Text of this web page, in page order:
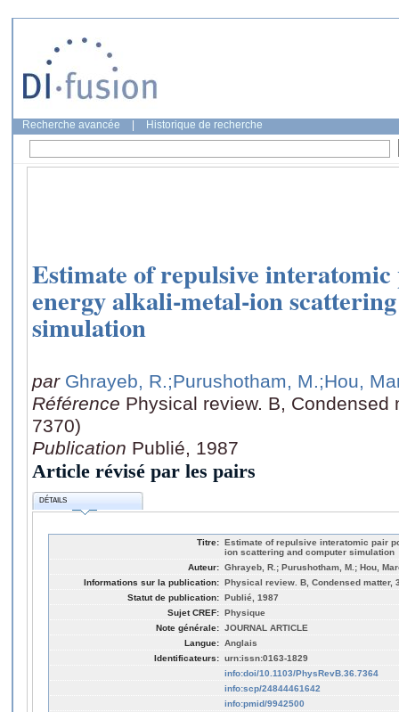
Recherche avancée Historique de recherche
Estimate of repulsive
energy alkali-metal-ion
simulation
par Ghrayeb, R.;Purushotham, M.;Hou,
Référence Physical review. B, Condensed
7370)
Publication Publié, 1987
Article révisé par les pairs
DÉTAILS
Titre: Estimate of repulsive interatomic pair
ion scattering and computer simulation
Auteur: Ghrayeb, R.; Purushotham, M.; Hou,
Informations sur la publication: Physical review. B, Condensed matter,
Statut de publication: Publié, 1987
Sujet CREF: Physique
Note générale: JOURNAL ARTICLE
Langue: Anglais
Identificateurs: urn:issn:0163-1829
info:doi/10.1103/PhysRevB.36.7364
info:scp/24844461642
info:pmid/9942500